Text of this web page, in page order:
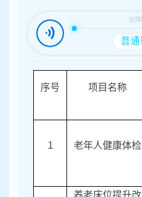
序号 项目名称
1 老年人健康体检
养老床位提升改